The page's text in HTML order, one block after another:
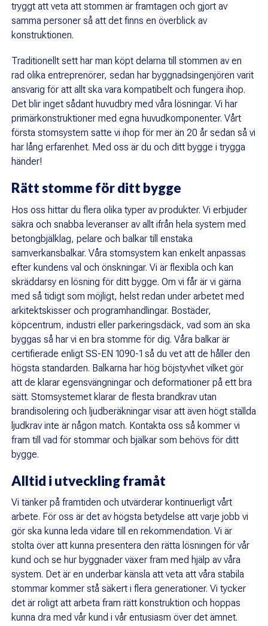
tryggt att veta att stommen är framtagen och gjort av
samma personer så att det finns en överblick av
konstruktionen.
Traditionellt sett har man köpt delarna till stommen av en
rad olika entreprenörer, sedan har byggnadsingenjören varit
ansvarig för att allt ska vara kompatibelt och fungera ihop.
Det blir inget sådant huvudbry med våra lösningar. Vi har
primärkonstruktioner med egna huvudkomponenter. Vårt
första stomsystem satte vi ihop för mer än 20 år sedan så vi
har lång erfarenhet. Med oss är du och ditt bygge i trygga
händer!
Rätt stomme för ditt bygge
Hos oss hittar du flera olika typer av produkter. Vi erbjuder
säkra och snabba leveranser av allt ifrån hela system med
betongbjälklag, pelare och balkar till enstaka
samverkansbalkar. Våra stomsystem kan enkelt anpassas
efter kundens val och önskningar. Vi är flexibla och kan
skräddarsy en lösning för ditt bygge. Om vi får är vi gärna
med så tidigt som möjligt, helst redan under arbetet med
arkitektskisser och programhandlingar. Bostäder,
köpcentrum, industri eller parkeringsdäck, vad som än ska
byggas så har vi en bra stomme för dig. Våra balkar är
certifierade enligt SS-EN 1090-1 så du vet att de håller den
högsta standarden. Balkarna har hög böjstyvhet vilket gör
att de klarar egensvängningar och deformationer på ett bra
sätt. Stomsystemet klarar de flesta brandkrav utan
brandisolering och ljudberäkningar visar att även högt ställda
ljudkrav inte är någon match. Kontakta oss så kommer vi
fram till vad för stommar och bjälkar som behövs för ditt
bygge.
Alltid i utveckling framåt
Vi tänker på framtiden och utvärderar kontinuerligt vårt
arbete. För oss är det av högsta betydelse att varje jobb vi
gör ska kunna leda vidare till en rekommendation. Vi är
stolta över att kunna presentera den rätta lösningen för vår
kund och se hur byggnader växer fram med hjälp av våra
system. Det är en underbar känsla att veta att våra stabila
stommar kommer stå säkert i flera generationer. Vi tycker
det är roligt att arbeta fram rätt konstruktion och hoppas
kunna dra med vår kund i vår entusiasm över det ämnet.